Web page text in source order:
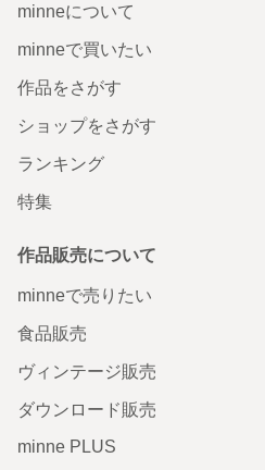
minneについて
minneで買いたい
作品をさがす
ショップをさがす
ランキング
特集
作品販売について
minneで売りたい
食品販売
ヴィンテージ販売
ダウンロード販売
minne PLUS